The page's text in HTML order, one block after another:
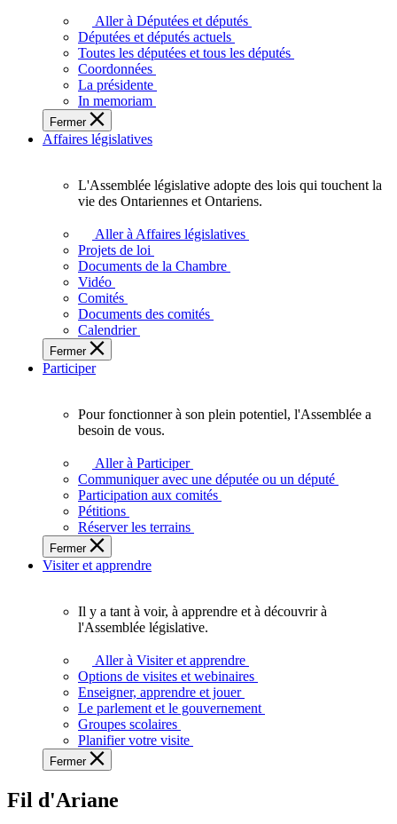
députés
vous
représentent
sein
de
l'Assemblée
législative
l'Ontario.
Aller à Députées et députés
Députées et députés actuels
Toutes les députées et tous les députés
Coordonnées
La présidente
In memoriam
Fermer
Affaires législatives
L'Assemblée
adopte
touchent
des
Ontariennes
et
L'Assemblée législative adopte des lois qui touchent la
vie des Ontariennes et Ontariens.
Aller à Affaires législatives
Projets de loi
Documents de la Chambre
Vidéo
Comités
Documents des comités
Calendrier
Fermer
Participer
plein
potentiel,
l'Assemblée
a
besoin
de
Pour fonctionner à son plein potentiel, l'Assemblée a
besoin de vous.
Aller à Participer
Communiquer avec une députée ou un député
Participation aux comités
Pétitions
Réserver les terrains
Fermer
Visiter et apprendre
voir,
apprendre
et
à
à
Il y a tant à voir, à apprendre et à découvrir à
l'Assemblée législative.
Aller à Visiter et apprendre
Options de visites et webinaires
Enseigner, apprendre et jouer
Le parlement et le gouvernement
Groupes scolaires
Planifier votre visite
Fermer
Fil d'Ariane